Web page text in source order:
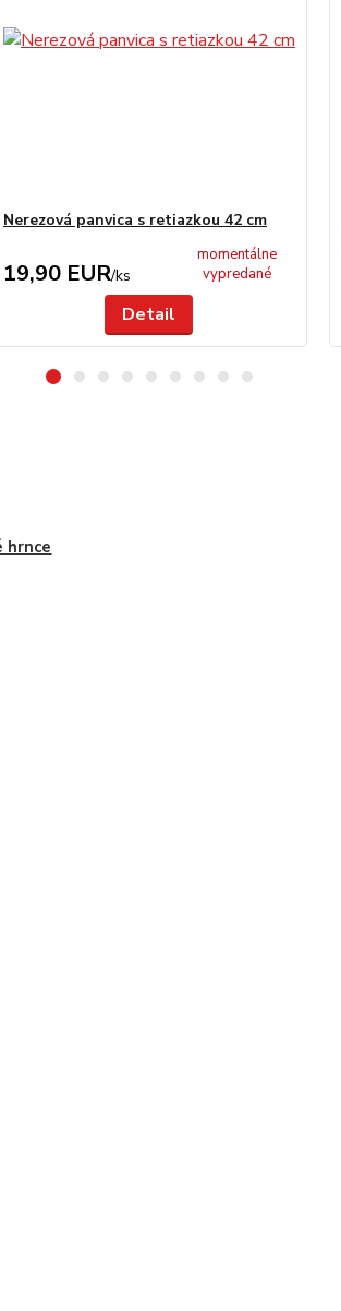
Nerezová panvica s retiazkou 42 cm
19,90 EUR/ks
momentálne
vypredané
Detail
hrnce